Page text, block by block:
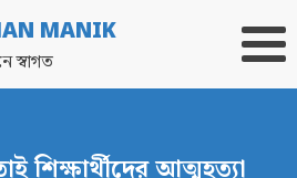
MANIK
স্বাগত
শিক্ষার্থীদের আত্মহত্যা